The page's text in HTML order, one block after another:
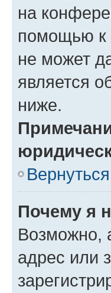
на
помощью к
не может
является
ниже.
Почему я
Возможно,
адрес или